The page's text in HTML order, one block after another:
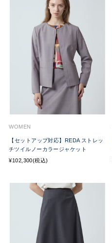
WOMEN
【セットアップ対応】REDA ストレッ
チツイルノーカラージャケット
¥102,300(税込)